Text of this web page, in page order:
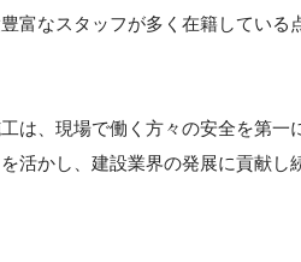
富なスタッフが多く在籍している
は、現場で働く方々の安全を第一
活かし、建設業界の発展に貢献し